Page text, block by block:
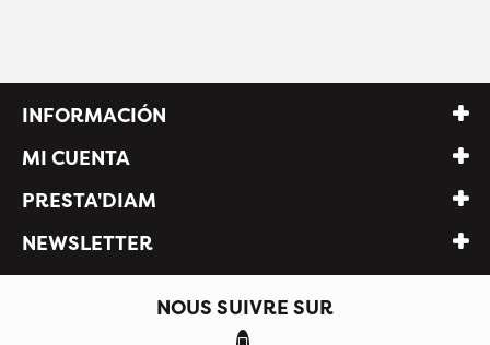
INFORMACIÓN
MI CUENTA
PRESTA'DIAM
NEWSLETTER
NOUS SUIVRE SUR